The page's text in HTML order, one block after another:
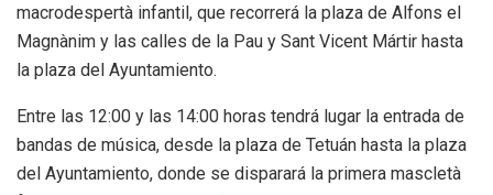
macrodespertà infantil, que recorrerá la plaza de Alfons el
Magnànim y las calles de la Pau y Sant Vicent Mártir hasta
la plaza del Ayuntamiento.
Entre las 12:00 y las 14:00 horas tendrá lugar la entrada de
bandas de música, desde la plaza de Tetuán hasta la plaza
del Ayuntamiento, donde se disparará la primera mascletà